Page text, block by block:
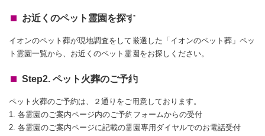
お近くのペット霊園を探す
イオンのペット葬が現地調査をして厳選した「イオンのペット葬」ペッ
ト霊園一覧から、お近くのペット霊園をお探しください。
Step2. ペット火葬のご予約
ペット火葬のご予約は、２通りをご用意しております。
1. 各霊園のご案内ページ内のご予約フォームからの受付
2. 各霊園のご案内ページに記載の霊園専用ダイヤルでのお電話受付